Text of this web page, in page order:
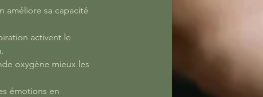
améliore sa capacité
activent le
oxygène mieux les
émotions en